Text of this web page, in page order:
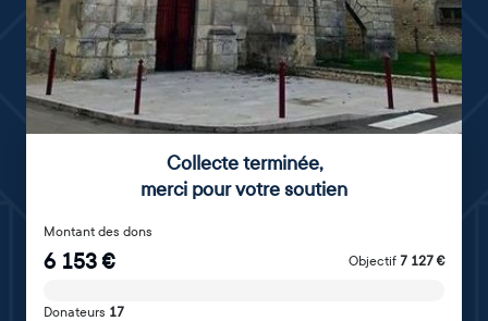
Collecte terminée,
merci pour votre soutien
Montant des dons
6 153€ Objectif 7 127 €
Donateurs 17